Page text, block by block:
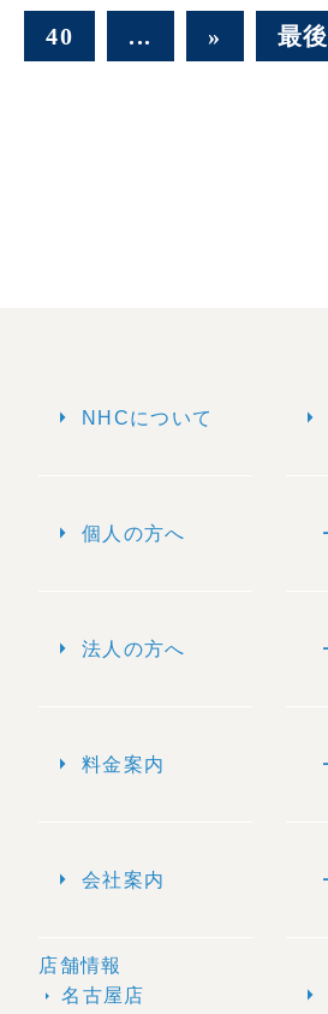
40 ... » 最
arrow_right NHCについて
arrow_right 個人の方へ
arrow_right 法人の方へ
arrow_right 料金案内
arrow_right 会社案内
店舗情報
arrow_right 名古屋店
arrow_right
arrow_right